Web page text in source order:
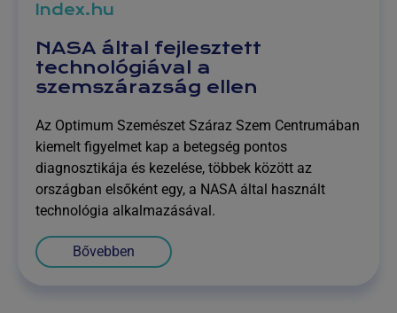
Index.hu
NASA által fejlesztett
technológiával a
szemszárazság ellen
Az Optimum Szemészet Száraz Szem Centrumában
kiemelt figyelmet kap a betegség pontos
diagnosztikája és kezelése, többek között az
országban elsőként egy, a NASA által használt
technológia alkalmazásával.
Bővebben